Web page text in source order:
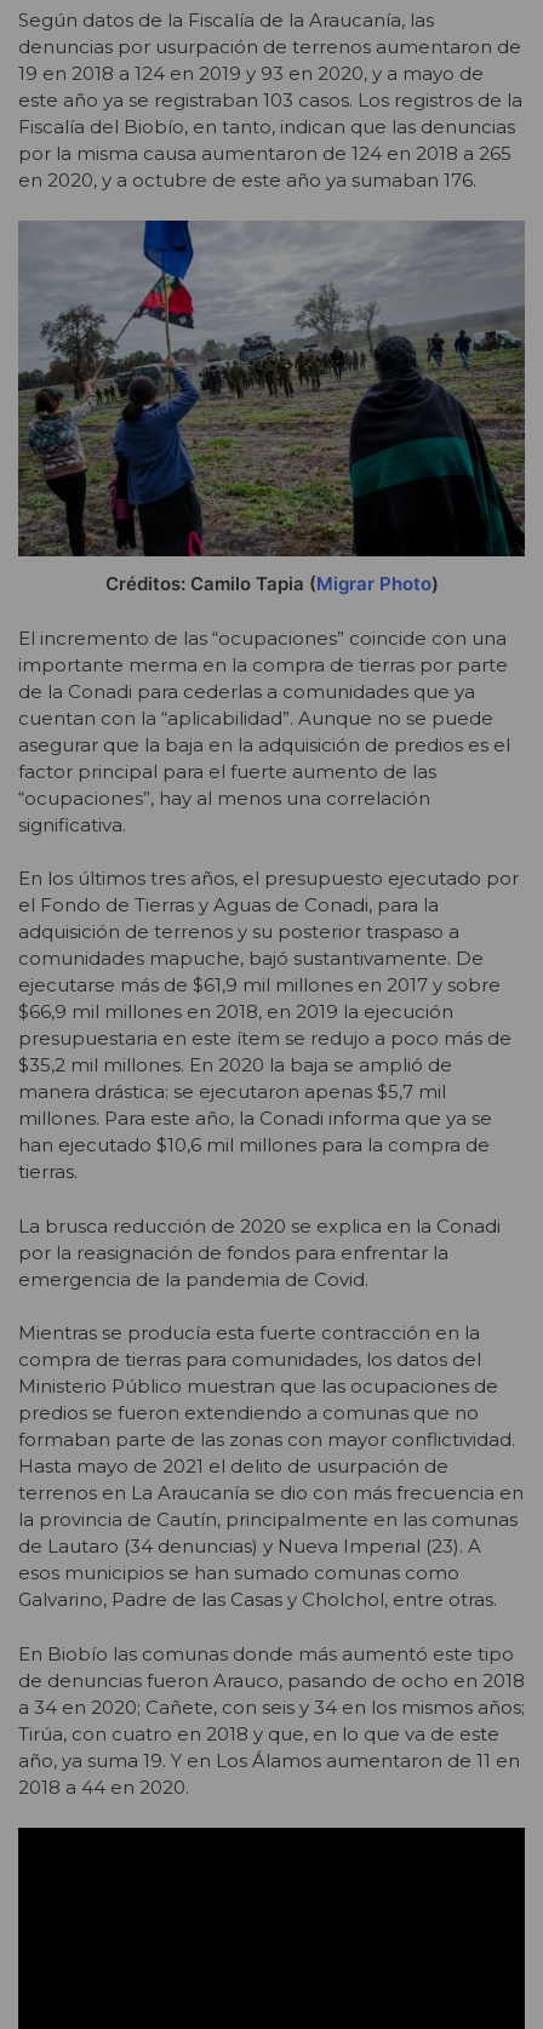
Según datos de la Fiscalía de la Araucanía, las
denuncias por usurpación de terrenos aumentaron de
19 en 2018 a 124 en 2019 y 93 en 2020, y a mayo de
este año ya se registraban 103 casos. Los registros de la
Fiscalía del Biobío, en tanto, indican que las denuncias
por la misma causa aumentaron de 124 en 2018 a 265
en 2020, y a octubre de este año ya sumaban 176.
Créditos: Camilo Tapia (Migrar Photo)
El incremento de las “ocupaciones” coincide con una
importante merma en la compra de tierras por parte
de la Conadi para cederlas a comunidades que ya
cuentan con la “aplicabilidad”. Aunque no se puede
asegurar que la baja en la adquisición de predios es el
factor principal para el fuerte aumento de las
“ocupaciones”, hay al menos una correlación
significativa.
En los últimos tres años, el presupuesto ejecutado por
el Fondo de Tierras y Aguas de Conadi, para la
adquisición de terrenos y su posterior traspaso a
comunidades mapuche, bajó sustantivamente. De
ejecutarse más de $61,9 mil millones en 2017 y sobre
$66,9 mil millones en 2018, en 2019 la ejecución
presupuestaria en este ítem se redujo a poco más de
$35,2 mil millones. En 2020 la baja se amplió de
manera drástica: se ejecutaron apenas $5,7 mil
millones. Para este año, la Conadi informa que ya se
han ejecutado $10,6 mil millones para la compra de
tierras.
La brusca reducción de 2020 se explica en la Conadi
por la reasignación de fondos para enfrentar la
emergencia de la pandemia de Covid.
Mientras se producía esta fuerte contracción en la
compra de tierras para comunidades, los datos del
Ministerio Público muestran que las ocupaciones de
predios se fueron extendiendo a comunas que no
formaban parte de las zonas con mayor conflictividad.
Hasta mayo de 2021 el delito de usurpación de
terrenos en La Araucanía se dio con más frecuencia en
la provincia de Cautín, principalmente en las comunas
de Lautaro (34 denuncias) y Nueva Imperial (23). A
esos municipios se han sumado comunas como
Galvarino, Padre de las Casas y Cholchol, entre otras.
En Biobío las comunas donde más aumentó este tipo
de denuncias fueron Arauco, pasando de ocho en 2018
a 34 en 2020; Cañete, con seis y 34 en los mismos años;
Tirúa, con cuatro en 2018 y que, en lo que va de este
año, ya suma 19. Y en Los Álamos aumentaron de 11 en
2018 a 44 en 2020.